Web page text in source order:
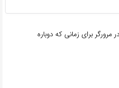
برای زمانی که دوباره